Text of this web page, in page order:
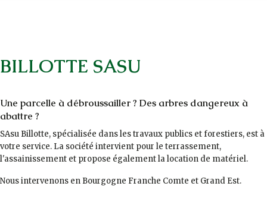
BILLOTTE SASU
Une parcelle à débroussailler ? Des arbres dangereux à
abattre ?
SAsu Billotte, spécialisée dans les travaux publics et forestiers, est à
votre service. La société intervient pour le terrassement,
l'assainissement et propose également la location de matériel.
Nous intervenons en Bourgogne Franche Comte et Grand Est.